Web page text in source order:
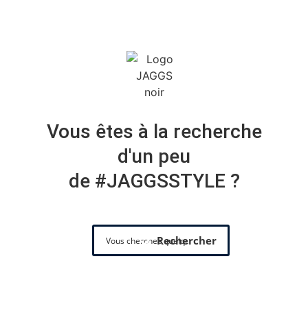
Vous êtes à la recherche
d'un peu
de #JAGGSSTYLE ?
Rechercher